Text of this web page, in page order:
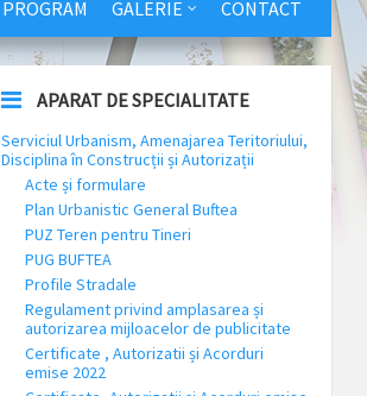
PROGRAM GALERIE CONTACT
APARAT DE SPECIALITATE
Serviciul Urbanism, Amenajarea Teritoriului,
Disciplina în Construcții și Autorizații
Acte și formulare
Plan Urbanistic General Buftea
PUZ Teren pentru Tineri
PUG BUFTEA
Profile Stradale
Regulament privind amplasarea și
autorizarea mijloacelor de publicitate
Certificate , Autorizatii și Acorduri
emise 2022